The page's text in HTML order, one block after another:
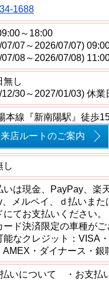
1688
～18:00
07/07～2026/07/07)
07/08～2026/07/08)
無し
30～2027/01/03) 休業
本線『新南陽駅』徒歩
来店ルートのご案内
し
いは現金、PayPay、楽
メルペイ、ｄ払いまた
にてお支払いください
ード決済限定の車種が
能なクレジット：VISA・
AMEX・ダイナース・銀
いについて ・お支払